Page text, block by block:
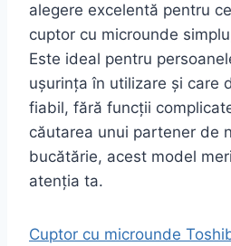
alegere excelentă pentru
cuptor cu microunde
Este ideal pentru
ușurința în utilizare și care
fiabil, fără funcții
căutarea unui partener de
bucătărie, acest model
atenția ta.
Cuptor cu microunde